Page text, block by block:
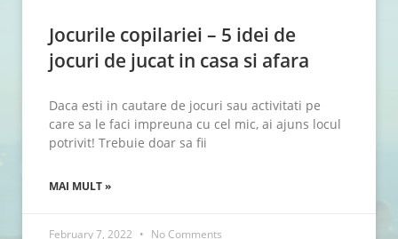
Jocurile copilariei – 5 idei de
jocuri de jucat in casa si afara
Daca esti in cautare de jocuri sau activitati pe
care sa le faci impreuna cu cel mic, ai ajuns locul
potrivit! Trebuie doar sa fii
MAI MULT »
February 7, 2022 No Comments